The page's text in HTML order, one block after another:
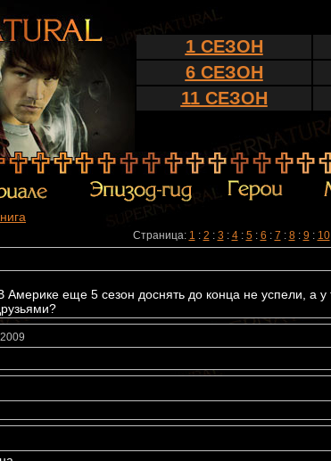
1 СЕЗОН
6 СЕЗОН
11 СЕЗОН
Страница: 1 : 2 : 3 : 4: 5: 6 : 7 : 8: 9 : 10
еще 5 сезон доснять до конца не успели, а у